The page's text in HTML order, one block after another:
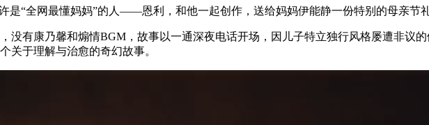
是“全网最懂妈妈”的人——恩利，和他一起创作，送给妈妈伊能静一份特别的母亲节
没有康乃馨和煽情BGM，故事以一通深夜电话开场，因儿子特立独行风格屡遭非议
关于理解与治愈的奇幻故事。